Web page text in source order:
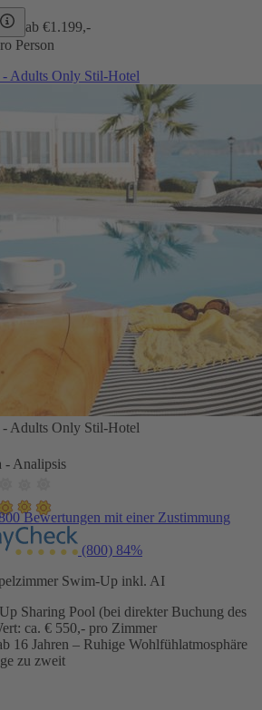
ab €1.199,-
Person
Adults Only Stil-Hotel
Adults Only Stil-Hotel
- Analipsis
Bewertungen mit einer Zustimmung
(800) 84%
Swim-Up inkl. AI
Sharing Pool (bei direkter Buchung des
ca. € 550,- pro Zimmer
16 Jahren – Ruhige Wohlfühlatmosphäre
zu zweit